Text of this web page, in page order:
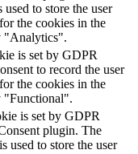
used to store the user
the cookies in the
"Analytics".
is set by GDPR
to record the user
the cookies in the
"Functional".
is set by GDPR
plugin. The
used to store the user